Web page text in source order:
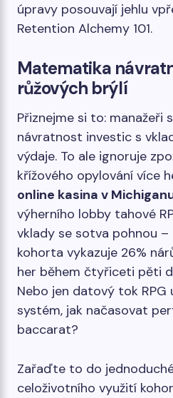
úpravy posouvají jehlu
Retention Alchemy 101.
Matematika
růžových brýlí
Přiznejme si to: manažeři
návratnost investic s
výdaje. To ale ignoruje
křížového opylování více
online kasina v
výherního lobby tahové
vklady se sotva pohnou
kohorta vykazuje 26%
her během čtyřiceti pěti
Nebo jen datový tok
systém, jak načasovat
baccarat?
Zařaďte to do
celoživotního využití